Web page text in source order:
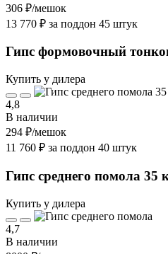
306 ₽/мешок
13 770 ₽ за поддон 45 штук
Гипс формовочный
Купить у дилера
4,8
В наличии
294 ₽/мешок
11 760 ₽ за поддон 40 штук
Гипс среднего помола 35
Купить у дилера
4,7
В наличии